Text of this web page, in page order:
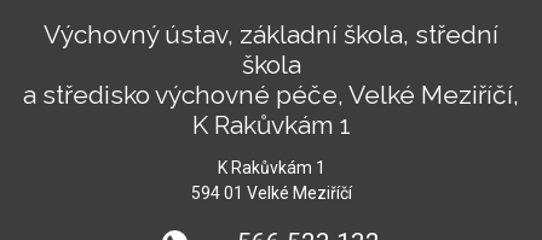
Výchovný ústav, základní škola, střední
škola
a středisko výchovné péče, Velké Meziříčí,
K Rakůvkám 1
K Rakůvkám 1
594 01 Velké Meziříčí